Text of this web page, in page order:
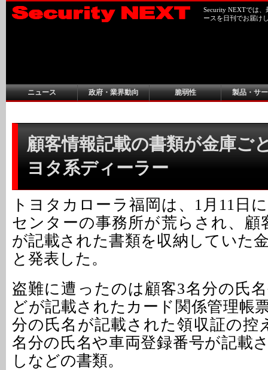
Security NEXTでは
ースを日刊でお届け
ニュース 政府・業界動向 脆弱性 製品・サ
顧客情報記載の書類が金庫ご
ヨタ系ディーラー
トヨタカローラ福岡は、1月11日
センターの事務所が荒らされ、顧
が記載された書類を収納していた
と発表した。
盗難に遭ったのは顧客3名分の氏
どが記載されたカード関係管理帳
分の氏名が記載された領収証の控
名分の氏名や車両登録番号が記載
しなどの書類。